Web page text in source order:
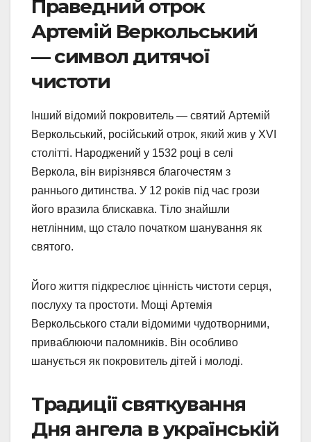
Праведний отрок
Артемій Веркольський
— символ дитячої
чистоти
Інший відомий покровитель — святий Артемій
Веркольський, російський отрок, який жив у XVI
столітті. Народжений у 1532 році в селі
Веркола, він вирізнявся благочестям з
раннього дитинства. У 12 років під час грози
його вразила блискавка. Тіло знайшли
нетлінним, що стало початком шанування як
святого.
Його життя підкреслює цінність чистоти серця,
послуху та простоти. Мощі Артемія
Веркольського стали відомими чудотворними,
приваблюючи паломників. Він особливо
шанується як покровитель дітей і молоді.
Традиції святкування
Дня ангела в українській